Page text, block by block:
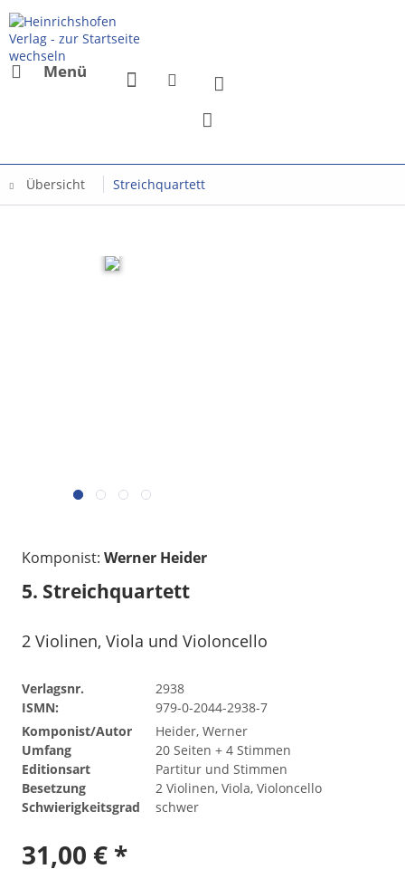
Menü
Übersicht Streichquartett
Komponist: Werner Heider
5. Streichquartett
2 Violinen, Viola und Violoncello
Verlagsnr.
2938
ISMN:
979-0-2044-2938-7
Komponist/Autor
Heider, Werner
Umfang
20 Seiten + 4 Stimmen
Editionsart
Partitur und Stimmen
Besetzung
2 Violinen, Viola, Violoncello
Schwierigkeitsgrad
schwer
31,00 € *